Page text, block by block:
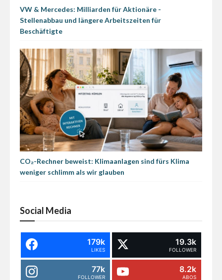
VW & Mercedes: Milliarden für Aktionäre -
Stellenabbau und längere Arbeitszeiten für
Beschäftigte
CO₂-Rechner beweist: Klimaanlagen sind fürs Klima
weniger schlimm als wir glauben
Social Media
179k
LIKES
19.3k
FOLLOWER
77k
FOLLOWER
8.2k
ABOS